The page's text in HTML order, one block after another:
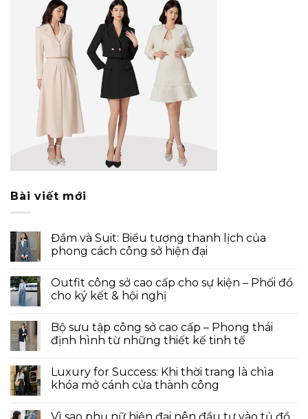
Bài viết mới
Đầm và Suit: Biểu tượng thanh lịch của
phong cách công sở hiện đại
Outfit công sở cao cấp cho sự kiện – Phối đồ
cho ký kết & hội nghị
Bộ sưu tập công sở cao cấp – Phong thái
định hình từ những thiết kế tinh tế
Luxury for Success: Khi thời trang là chìa
khóa mở cánh cửa thành công